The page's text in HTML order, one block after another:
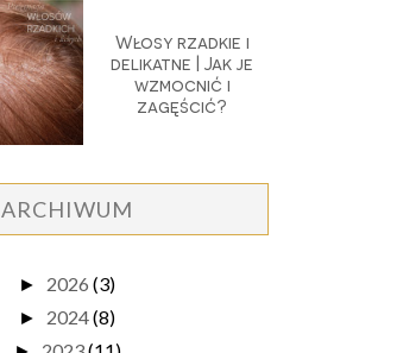
Włosy rzadkie i
delikatne | Jak je
wzmocnić i
zagęścić?
ARCHIWUM
► 2026 (3)
► 2024(8)